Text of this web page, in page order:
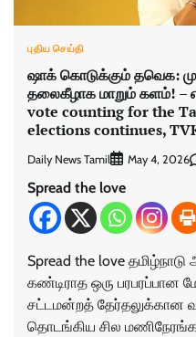
புதிய செய்தி
ஷாக் கொடுக்கும் தவெக:
தலைகீழாக மாறும் களம்! –
vote counting for the
elections continues,
Daily News Tamil May 4, 2026
Spread the love
Spread the love
கண்டிராத ஒரு பரபரப்பான
சட்டமன்றத்
தொடங்கிய சில